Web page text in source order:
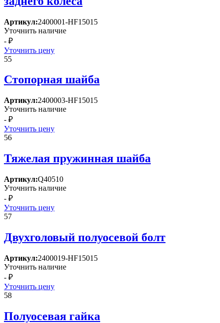
Артикул:2400001-HF15015
Уточнить наличие
- ₽
Уточнить цену
55
Стопорная шайба
Артикул:2400003-HF15015
Уточнить наличие
- ₽
Уточнить цену
56
Тяжелая пружинная шайба
Артикул:Q40510
Уточнить наличие
- ₽
Уточнить цену
57
Двухголовый полуосевой болт
Артикул:2400019-HF15015
Уточнить наличие
- ₽
Уточнить цену
58
Полуосевая гайка